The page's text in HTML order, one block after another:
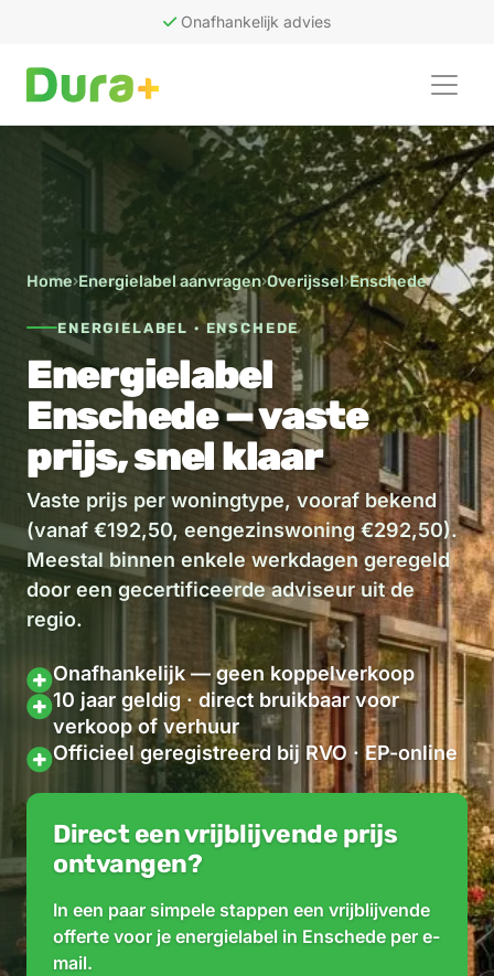
Onafhankelijk advies50
Home›Energielabel aanvragen›Overijssel›Enschede
ENERGIELABEL · ENSCHEDE
Energielabel
Enschede — vaste
prijs, snel klaar
Vaste prijs per woningtype, vooraf bekend
(vanaf €192,50, eengezinswoning €292,50).
Meestal binnen enkele werkdagen geregeld
door een gecertificeerde adviseur uit de
regio.
Onafhankelijk — geen koppelverkoop
10 jaar geldig · direct bruikbaar voor
verkoop of verhuur
Officieel geregistreerd bij RVO · EP-online
Direct een vrijblijvende prijs
ontvangen?
In een paar simpele stappen een vrijblijvende
offerte voor je energielabel in Enschede per e-
mail.